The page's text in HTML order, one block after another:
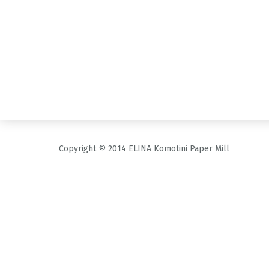
Copyright © 2014 ELINA Komotini Paper Mill